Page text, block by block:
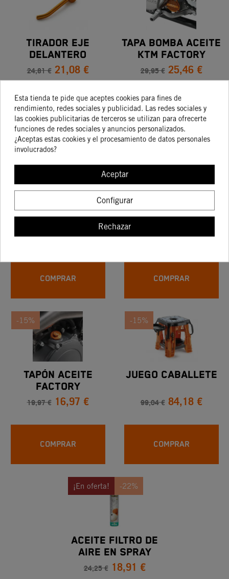
TIRADOR EJE
DELANTERO
24,81 € 21,08 €
COMPRAR
TAPA BOMBA ACEITE
KTM FACTORY
29,95 € 25,46 €
COMPRAR
-15%
JUEGO TAPONES
VÁLVULA KTM
9,86 € 8,38 €
COMPRAR
TAPÓN DE ESCAPE
6,96 € 5,91 €
COMPRAR
-15%
TAPÓN ACEITE
FACTORY
19,97 € 16,97 €
COMPRAR
-15%
JUEGO CABALLETE
99,04 € 84,18 €
COMPRAR
¡En oferta! -22%
ACEITE FILTRO DE
AIRE EN SPRAY
MOTOREX - 750 Ml.
24,25 € 18,91 €
Esta tienda te pide que aceptes cookies para fines de
rendimiento, redes sociales y publicidad. Las redes sociales y
las cookies publicitarias de terceros se utilizan para ofrecerte
funciones de redes sociales y anuncios personalizados.
¿Aceptas estas cookies y el procesamiento de datos personales
involucrados?
Aceptar
Configurar
Rechazar